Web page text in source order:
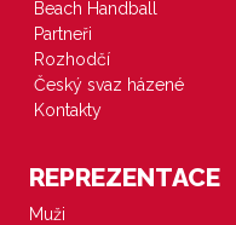
Beach Handball
Partneři
Rozhodčí
Český svaz házené
Kontakty
REPREZENTACE
Muži